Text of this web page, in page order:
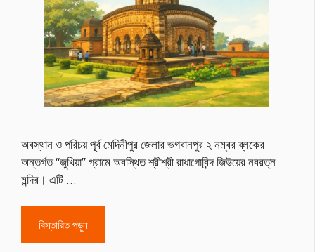
অবস্থান ও পরিচয় পূর্ব মেদিনীপুর জেলার ভগবানপুর ২ নম্বর ব্লকের
অন্তর্গত “জুখিয়া” গ্রামে অবস্থিত শ্রীশ্রী রাধাগোবিন্দ জিউয়ের নবরত্ন
মন্দির। এটি …
বিস্তারিত পড়ুন